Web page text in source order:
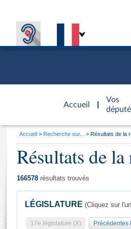
Accueil
d'accueil
Vos
Général
Vous
Accueil Recherche sur... Résultats de la
Résultats de la
166578 résultats trouvés
LÉGISLATURE (Cliquez sur
17e législature (X) Précédentes